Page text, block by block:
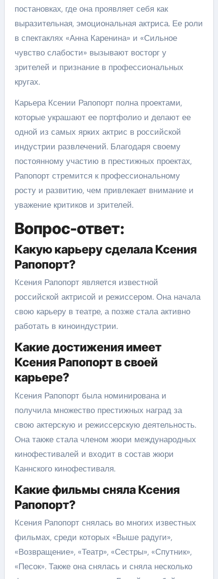
постановках, где она проявляет себя как
выразительная, эмоциональная актриса. Ее роли
в спектаклях «Анна Каренина» и «Сильное
чувство слабости» вызывают восторг у
зрителей и признание в профессиональных
кругах.
Карьера Ксении Рапопорт полна проектами,
которые украшают ее портфолио и делают ее
одной из самых ярких актрис в российской
индустрии развлечений. Благодаря своему
постоянному участию в престижных проектах,
Рапопорт стремится к профессиональному
росту и развитию, чем привлекает внимание и
уважение критиков и зрителей.
Вопрос-ответ:
Какую карьеру сделала Ксения
Рапопорт?
Ксения Рапопорт является известной
российской актрисой и режиссером. Она начала
свою карьеру в театре, а позже стала активно
работать в киноиндустрии.
Какие достижения имеет
Ксения Рапопорт в своей
карьере?
Ксения Рапопорт была номинирована и
получила множество престижных наград за
свою актерскую и режиссерскую деятельность.
Она также стала членом жюри международных
кинофестивалей и входит в состав жюри
Каннского кинофестиваля.
Какие фильмы сняла Ксения
Рапопорт?
Ксения Рапопорт снялась во многих известных
фильмах, среди которых «Выше радуги»,
«Возвращение», «Театр», «Сестры», «Спутник»,
«Песок». Также она снялась и сняла несколько